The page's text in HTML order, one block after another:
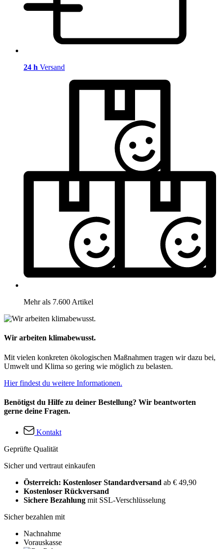
24 h Versand
Mehr als 7.600 Artikel
Wir arbeiten klimabewusst.
Mit vielen konkreten ökologischen Maßnahmen tragen wir dazu bei,
Umwelt und Klima so gering wie möglich zu belasten.
Hier findest du weitere Informationen.
Benötigst du Hilfe zu deiner Bestellung? Wir beantworten
gerne deine Fragen.
Kontakt
Geprüfte Qualität
Sicher und vertraut einkaufen
Österreich: Kostenloser Standardversand ab € 49,90
Kostenloser Rückversand
Sichere Bezahlung mit SSL-Verschlüsselung
Sicher bezahlen mit
Nachnahme
Vorauskasse